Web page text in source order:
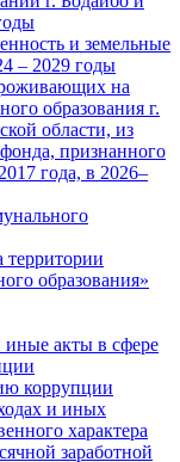
и земельные
– 2029 годы
на
образования г.
области, из
признанного
года, в 2026–
территории
образования»
акты в сфере
коррупции
и иных
характера
заработной